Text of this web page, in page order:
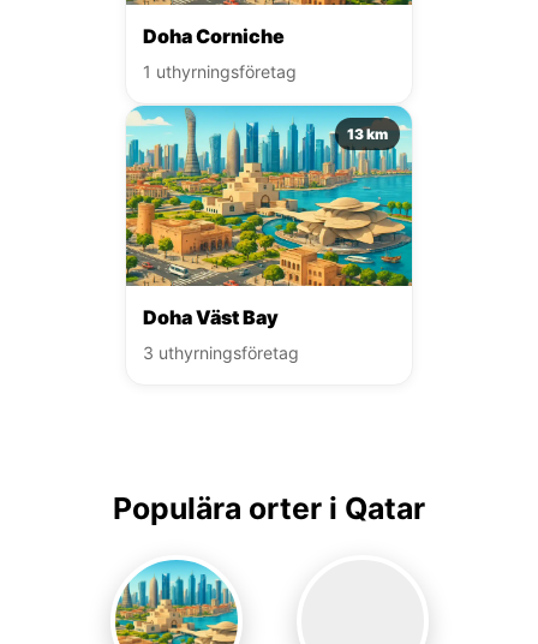
Doha Corniche
1 uthyrningsföretag
13 km
Doha Väst Bay
3 uthyrningsföretag
Populära orter i Qatar